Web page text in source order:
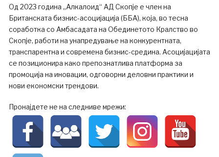
Од 2023 година „Алкалоид“ АД Скопје е член на
Британската бизнис-асоцијација (ББА), која, во тесна
соработка со Амбасадата на Обединетото Кралство во
Скопје, работи на унапредување на конкурентната,
транспарентна и современа бизнис-средина. Асоцијацијата
се позиционира како препознатлива платформа за
промоција на иновации, одговорни деловни практики и
нови економски трендови.
Пронајдете не на следниве мрежи: